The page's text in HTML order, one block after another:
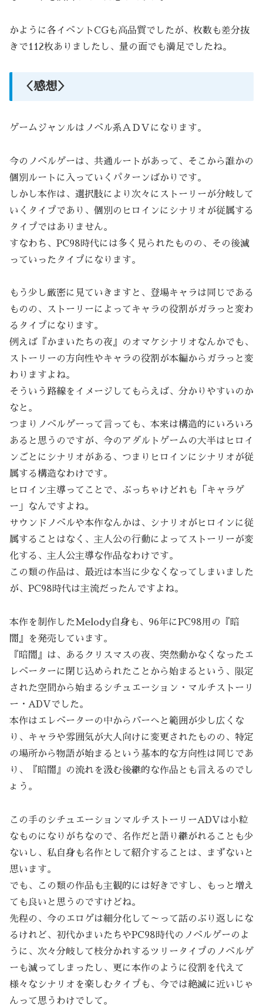
かように各イベントCGも高品質でしたが、枚数も差分抜
きで112枚ありましたし、量の面でも満足でしたね。
＜感想＞
ゲームジャンルはノベル系ＡＤＶになります。
今のノベルゲーは、共通ルートがあって、そこから誰かの
個別ルートに入っていくパターンばかりです。
しかし本作は、選択肢により次々にストーリーが分岐して
いくタイプであり、個別のヒロインにシナリオが従属する
タイプではありません。
すなわち、PC98時代には多く見られたものの、その後減
っていったタイプになります。
もう少し厳密に見ていきますと、登場キャラは同じである
ものの、ストーリーによってキャラの役割がガラっと変わ
るタイプになります。
例えば『かまいたちの夜』のオマケシナリオなんかでも、
ストーリーの方向性やキャラの役割が本編からガラっと変
わりますよね。
そういう路線をイメージしてもらえば、分かりやすいのか
なと。
つまりノベルゲーって言っても、本来は構造的にいろいろ
あると思うのですが、今のアダルトゲームの大半はヒロイ
ンごとにシナリオがある、つまりヒロインにシナリオが従
属する構造なわけです。
ヒロイン主導ってことで、ぶっちゃけどれも「キャラゲ
ー」なんですよね。
サウンドノベルや本作なんかは、シナリオがヒロインに従
属することはなく、主人公の行動によってストーリーが変
化する、主人公主導な作品なわけです。
この類の作品は、最近は本当に少なくなってしまいました
が、PC98時代は主流だったんですよね。
本作を制作したMelody自身も、96年にPC98用の『暗
闇』を発売しています。
『暗闇』は、あるクリスマスの夜、突然動かなくなったエ
レベーターに閉じ込められたことから始まるという、限定
された空間から始まるシチュエーション・マルチストーリ
ー・ADVでした。
本作はエレベーターの中からバーへと範囲が少し広くな
り、キャラや雰囲気が大人向けに変更されたものの、特定
の場所から物語が始まるという基本的な方向性は同じであ
り、『暗闇』の流れを汲む後継的な作品とも言えるのでし
ょう。
この手のシチュエーションマルチストーリーADVは小粒
なものになりがちなので、名作だと語り継がれることも少
ないし、私自身も名作として紹介することは、まずないと
思います。
でも、この類の作品も主観的には好きですし、もっと増え
ても良いと思うのですけどね。
先程の、今のエロゲは細分化して～って話のぶり返しにな
るけれど、初代かまいたちやPC98時代のノベルゲーのよ
うに、次々分岐して枝分かれするツリータイプのノベルゲ
ーも減ってしまったし、更に本作のように役割を代えて
様々なシナリオを楽しむタイプも、今では絶滅に近いじゃ
んって思うわけでして。